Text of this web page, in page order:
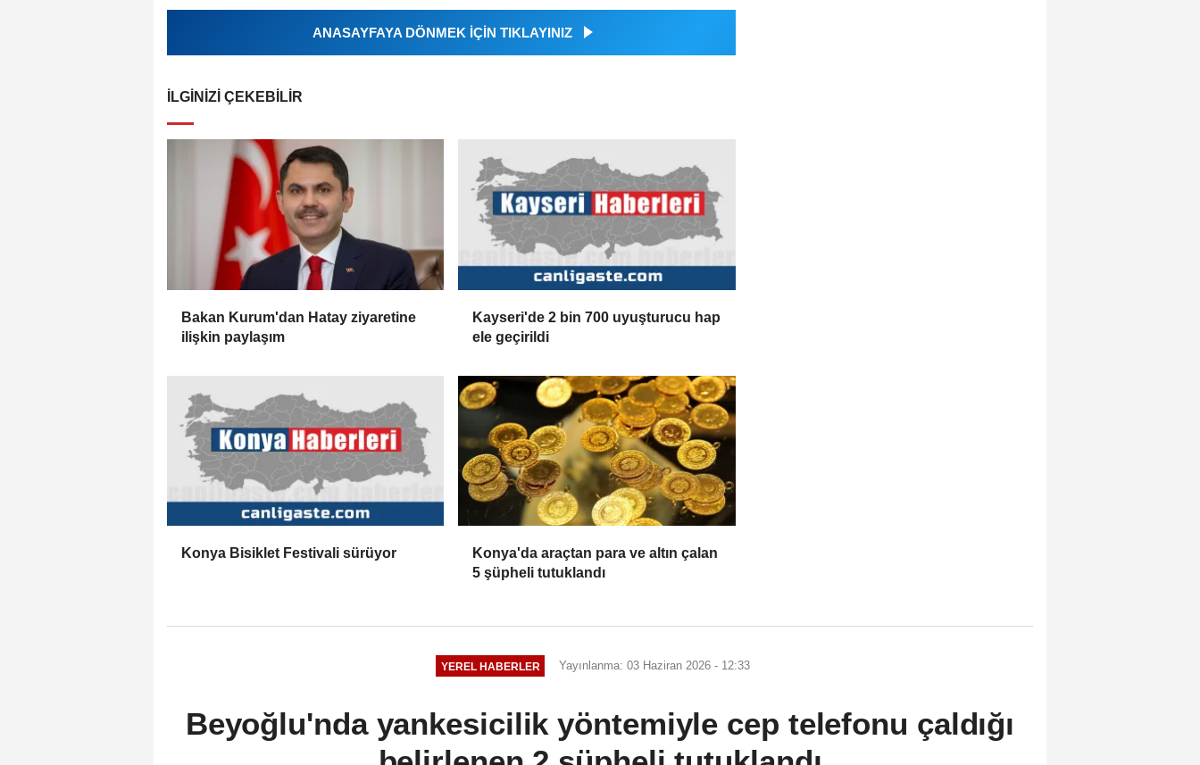
ANASAYFAYA DÖNMEK İÇİN TIKLAYINIZ
İLGINIZI ÇEKEBILIR
Bakan Kurum'dan Hatay ziyaretine
ilişkin paylaşım
Kayseri'de 2 bin 700 uyuşturucu hap
ele geçirildi
Konya Bisiklet Festivali sürüyor
Konya'da araçtan para ve altın çalan
5 şüpheli tutuklandı
YEREL HABERLER Yayınlanma: 03 Haziran 2026 - 12:33
Beyoğlu'nda yankesicilik yöntemiyle cep telefonu çaldığı